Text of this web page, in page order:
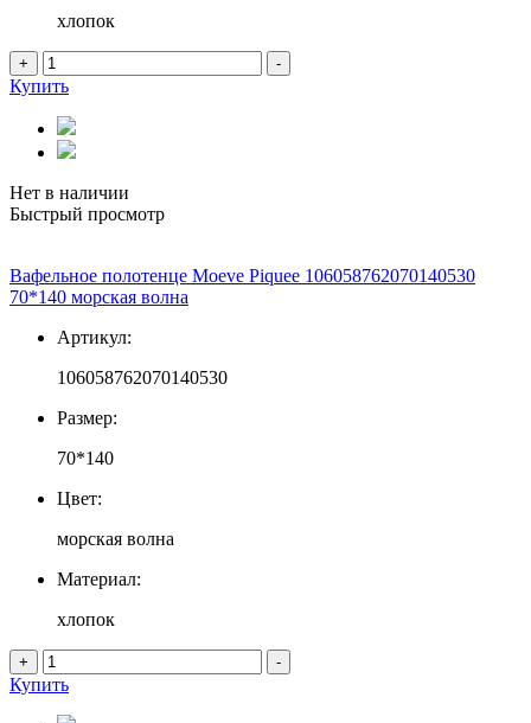
хлопок
+ -
Купить
Нет в наличии
Быстрый просмотр
Вафельное полотенце Moeve Piquee 106058762070140530
70*140 морская волна
Артикул:
106058762070140530
Размер:
70*140
Цвет:
морская волна
Материал:
хлопок
+ -
Купить